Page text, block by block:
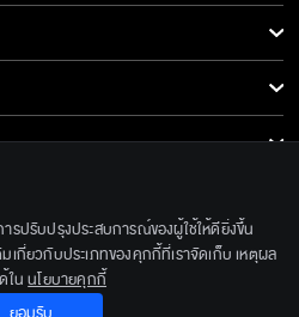
Co.,Ltd. All Rights Reserved.
รปรับปรุงประสบการณ์ของผู้ใช้ให้ดียิ่งขึ้น
เกี่ยวกับประเภทของคุกกี้ที่เราจัดเก็บ เหตุผล
ใน นโยบายคุกกี้